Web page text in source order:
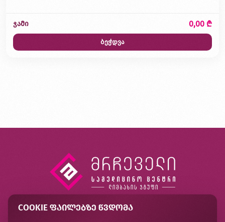
ჯამი 0,00 ₾
ბეჭდვა
COOKIE ᲤᲐᲘᲚᲔᲑᲖᲔ ᲬᲕᲓᲝᲛᲐ